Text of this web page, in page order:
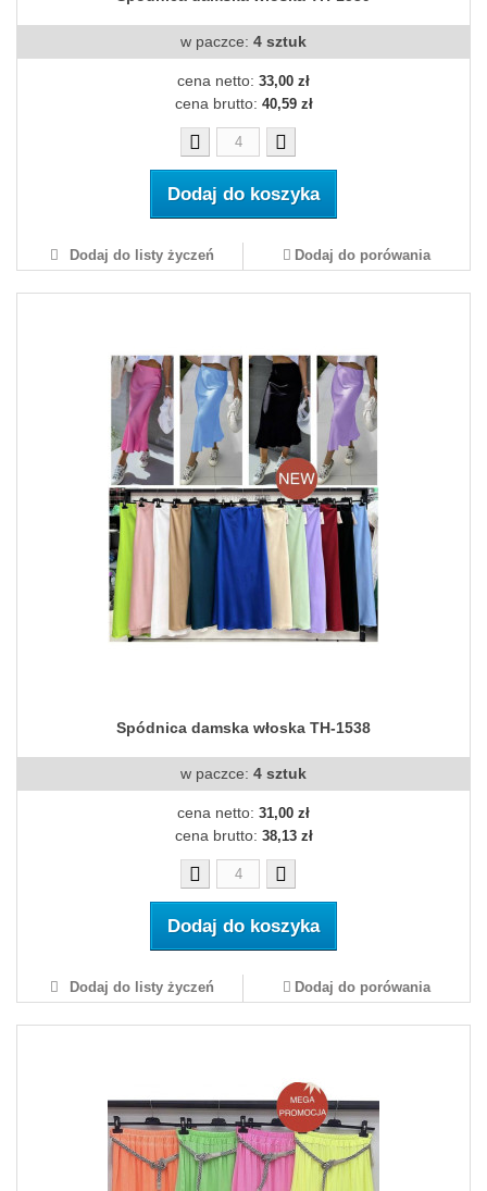
w paczce: 4 sztuk
cena netto: 33,00 zł
cena brutto: 40,59 zł
Dodaj do koszyka
Dodaj do listy życzeń Dodaj do porówania
Spódnica damska włoska TH-1538
w paczce: 4 sztuk
cena netto: 31,00 zł
cena brutto: 38,13 zł
Dodaj do koszyka
Dodaj do listy życzeń Dodaj do porówania